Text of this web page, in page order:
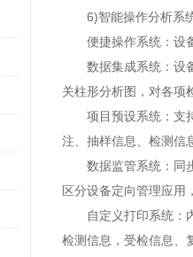
6)智能操作分析系
便捷操作系统：设备
数据集成系统：设备
关柱形分析图，对各项
项目预设系统：支持
注、抽样信息、检测信
数据监管系统：同步
区分设备定向管理应用
自定义打印系统：内
检测信息，受检信息、